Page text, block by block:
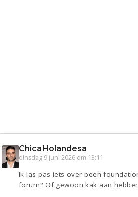
ChicaHolandesa
dinsdag 9 juni 2026 om 13:11
Ik las pas iets over been-
forum? Of gewoon kak aan